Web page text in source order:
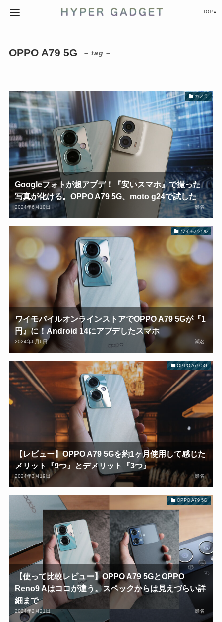
TOP▲
OPPO A79 5G – tag –
カメラ
Googleフォトが超アプデ！『安いスマホ』で撮った
写真が化ける。OPPO A79 5G、moto g24で試した
2024年6月10日 瀬名
ワイモバイル
ワイモバイルオンラインストアでOPPO A79 5Gが『1
円』に！Android 14にアプデしたスマホ
2024年6月6日 瀬名
OPPO A79 5G
【レビュー】OPPO A79 5Gを約1ヶ月使用して感じた
メリット『9つ』とデメリット『3つ』
2024年3月19日 瀬名
OPPO A79 5G
【使って比較レビュー】OPPO A79 5GとOPPO
Reno9 Aはココが違う。スペックからは見えづらい詳
細まで
2024年2月21日 瀬名